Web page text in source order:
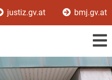
justiz.gv.at bmj.gv.at